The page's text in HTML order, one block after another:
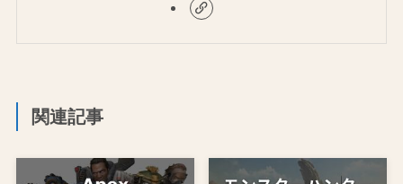
関連記事